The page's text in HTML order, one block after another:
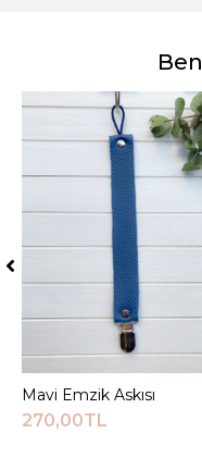
Sepete Ekle
Mavi Emzik Askısı
270,00TL